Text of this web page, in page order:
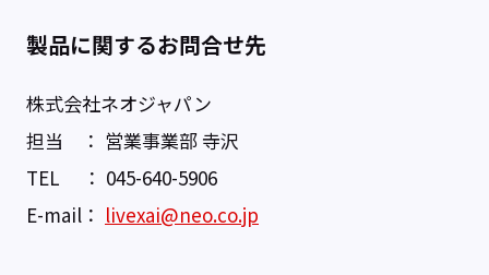
製品に関するお問合せ先
株式会社ネオジャパン
担当 ： 営業事業部 寺沢
TEL ： 045-640-5906
E-mail： livexai@neo.co.jp